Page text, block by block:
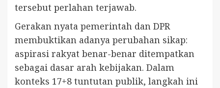
tersebut perlahan terjawab.
Gerakan nyata pemerintah dan DPR
membuktikan adanya perubahan sikap:
aspirasi rakyat benar-benar ditempatkan
sebagai dasar arah kebijakan. Dalam
konteks 17+8 tuntutan publik, langkah ini